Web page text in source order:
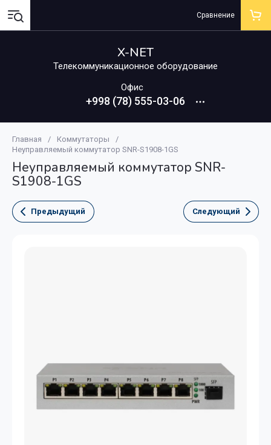
X-NET
Телекоммуникационное оборудование
Офис
+998 (78) 555-03-06
Сравнение
Главная / Коммутаторы
/
Неуправляемый коммутатор SNR-S1908-1GS
Неуправляемый коммутатор SNR-
S1908-1GS
Предыдущий Следующий